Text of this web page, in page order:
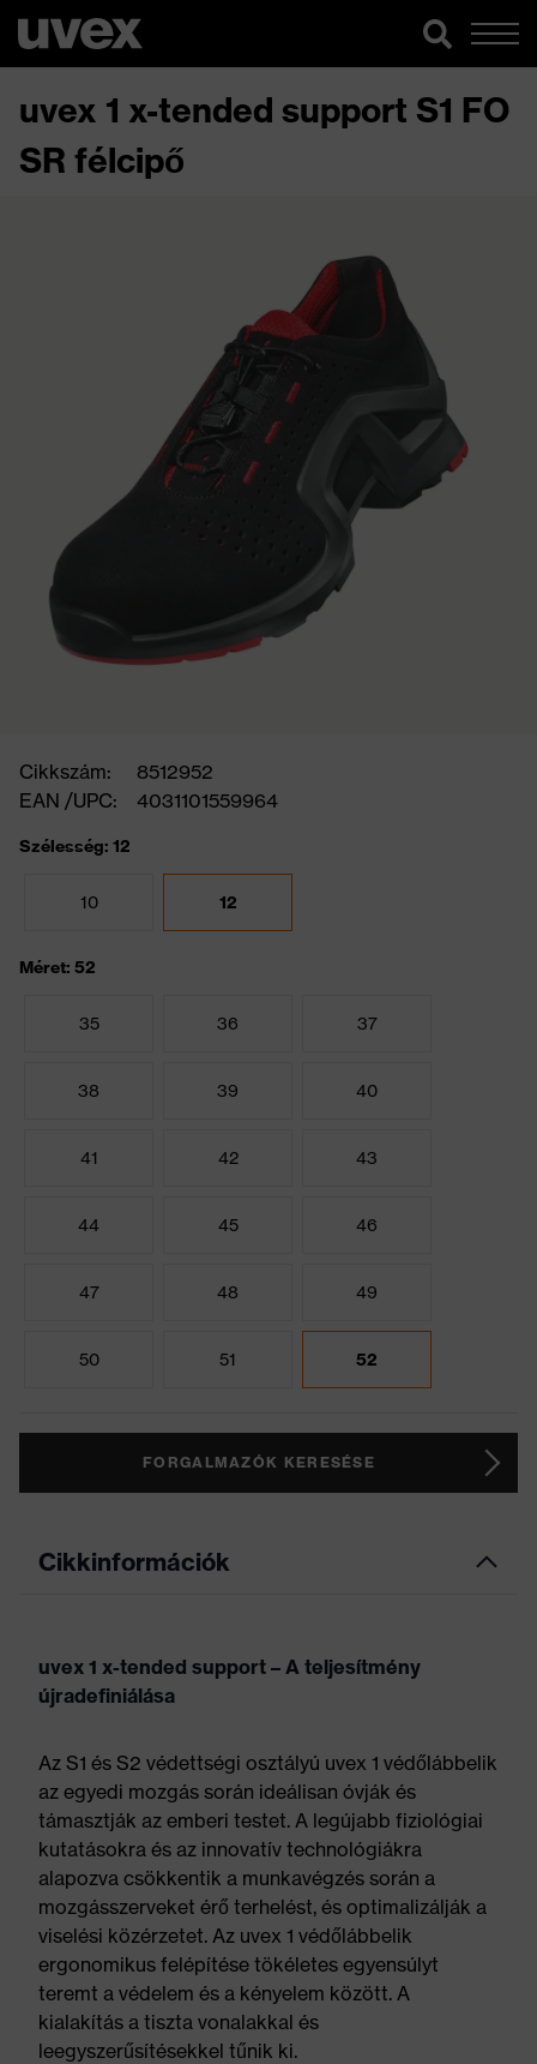
uvex 1 x-tended support S1 FO
SR félcipő
Cikkszám:
8512952
EAN /UPC:
4031101559964
Szélesség: 12
10 12
Méret: 52
35 36 37
38 39 40
41 42 43
44 45 46
47 48 49
50 51 52
FORGALMAZÓK KERESÉSE
Cikkinformációk
uvex 1 x-tended support – A teljesítmény
újradefiniálása
Az S1 és S2 védettségi osztályú uvex 1 védőlábbelik
az egyedi mozgás során ideálisan óvják és
támasztják az emberi testet. A legújabb fiziológiai
kutatásokra és az innovatív technológiákra
alapozva csökkentik a munkavégzés során a
mozgásszerveket érő terhelést, és optimalizálják a
viselési közérzetet. Az uvex 1 védőlábbelik
ergonomikus felépítése tökéletes egyensúlyt
teremt a védelem és a kényelem között. A
kialakítás a tiszta vonalakkal és
leegyszerűsítésekkel tűnik ki.